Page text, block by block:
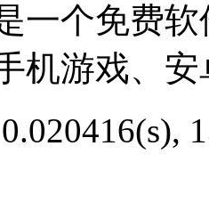
一个免费
机游戏、